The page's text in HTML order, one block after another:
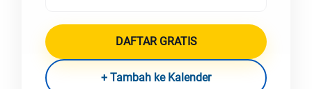
DAFTAR GRATIS
+ Tambah ke Kalender